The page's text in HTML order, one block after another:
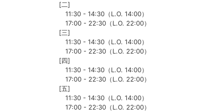
[二]
11:30 - 14:30（L.O. 14:00）
17:00 - 22:30（L.O. 22:00）
[三]
11:30 - 14:30（L.O. 14:00）
17:00 - 22:30（L.O. 22:00）
[四]
11:30 - 14:30（L.O. 14:00）
17:00 - 22:30（L.O. 22:00）
[五]
11:30 - 14:30（L.O. 14:00）
17:00 - 22:30（L.O. 22:00）